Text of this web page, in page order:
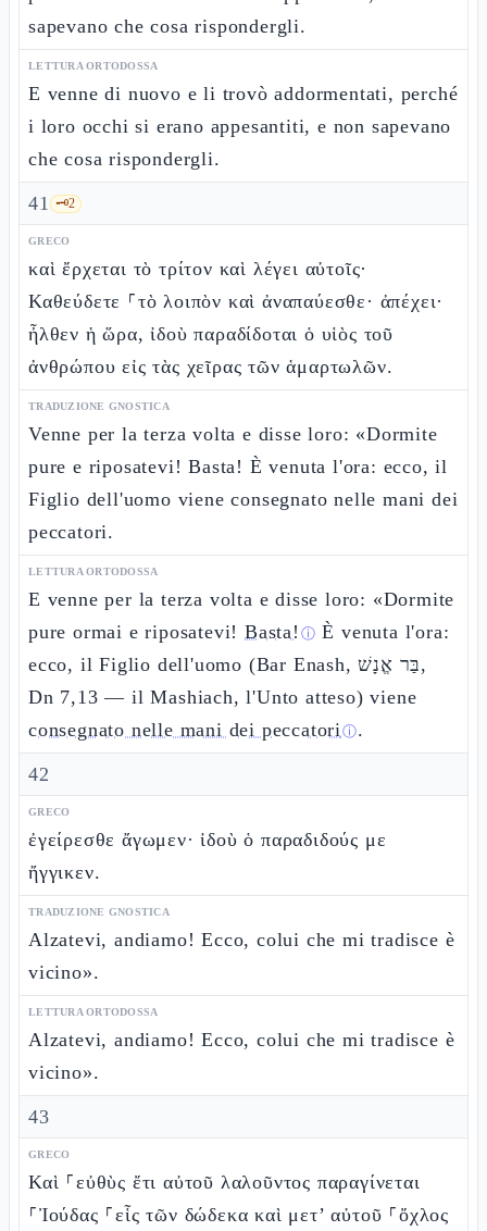
sapevano che cosa rispondergli.
LETTURA ORTODOSSA
E venne di nuovo e li trovò addormentati, perché
i loro occhi si erano appesantiti, e non sapevano
che cosa rispondergli.
41 🗝️2
GRECO
καὶ ἔρχεται τὸ τρίτον καὶ λέγει αὐτοῖς·
Καθεύδετε ⸀τὸ λοιπὸν καὶ ἀναπαύεσθε· ἀπέχει·
ἦλθεν ἡ ὥρα, ἰδοὺ παραδίδοται ὁ υἱὸς τοῦ
ἀνθρώπου εἰς τὰς χεῖρας τῶν ἁμαρτωλῶν.
TRADUZIONE GNOSTICA
Venne per la terza volta e disse loro: «Dormite
pure e riposatevi! Basta! È venuta l'ora: ecco, il
Figlio dell'uomo viene consegnato nelle mani dei
peccatori.
LETTURA ORTODOSSA
E venne per la terza volta e disse loro: «Dormite
pure ormai e riposatevi!Basta! ⓘ È venuta l'ora:
ecco, il Figlio dell'uomo (Bar Enash, בַּר אֱנָשׁ,
Dn 7,13 — il Mashiach, l'Unto atteso) viene
consegnato nelle mani dei peccatoriⓘ.
42
GRECO
ἐγείρεσθε ἄγωμεν· ἰδοὺ ὁ παραδιδούς με
ἤγγικεν.
TRADUZIONE GNOSTICA
Alzatevi, andiamo! Ecco, colui che mi tradisce è
vicino».
LETTURA ORTODOSSA
Alzatevi, andiamo! Ecco, colui che mi tradisce è
vicino».
43
GRECO
Καὶ ⸀εὐθὺς ἔτι αὐτοῦ λαλοῦντος παραγίνεται
⸀Ἰούδας ⸀εἷς τῶν δώδεκα καὶ μετ’ αὐτοῦ ⸀ὄχλος